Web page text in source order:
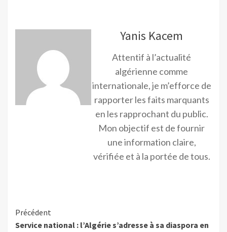
Yanis Kacem
Attentif à l’actualité
algérienne comme
internationale, je m’efforce de
rapporter les faits marquants
en les rapprochant du public.
Mon objectif est de fournir
une information claire,
vérifiée et à la portée de tous.
Précédent
Service national : l’Algérie s’adresse à sa diaspora en